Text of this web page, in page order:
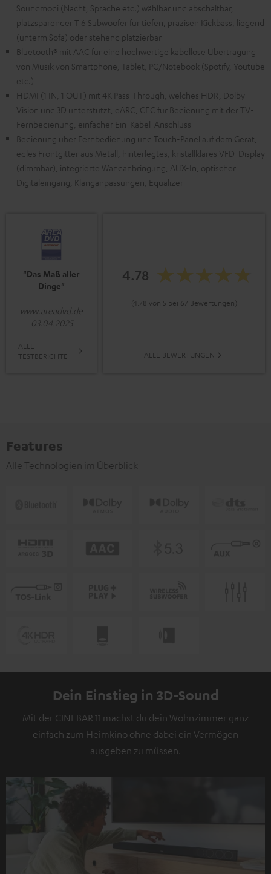
Soundmodi (Nacht, Sprache etc.) wählbar und abschaltbar,
platzsparender T 6 Subwoofer für tiefen, präzisen Kickbass, liegend
(unterm Sofa) oder stehend platzierbar
Bluetooth® mit AAC für eine hochwertige kabellose Übertragung
von Musik von Smartphone, Tablet, PC/Notebook (Spotify, Youtube
etc.)
HDMI (1 IN, 1 OUT) mit 4K Pass-Through, welches HDR, Dolby
Vision und 3D unterstützt, eARC, CEC für Bedienung mit der TV-
Fernbedienung, einfacher Ein-Kabel-Anschluss
Bedienung über Fernbedienung und Touch-Panel auf dem Gerät,
edles Frontgitter aus Metall, hinterlegtes, kristallklares VFD-Display
(dimmbar), integrierte Wandanbringung, AUX-In, optischer
Digitaleingang, Klanganpassungen, Equalizer
"Das Maß aller
Dinge"
www.areadvd.de
03.04.2025
ALLE
TESTBERICHTE
4.78
(4.78 von 5 bei 67 Bewertungen)
ALLE BEWERTUNGEN
Features
Alle Technologien im Überblick
Dein Einstieg in 3D-Sound
Mit der CINEBAR 11 machst du dein Wohnzimmer ganz
einfach zum Heimkino ohne dabei ein Vermögen
ausgeben zu müssen.